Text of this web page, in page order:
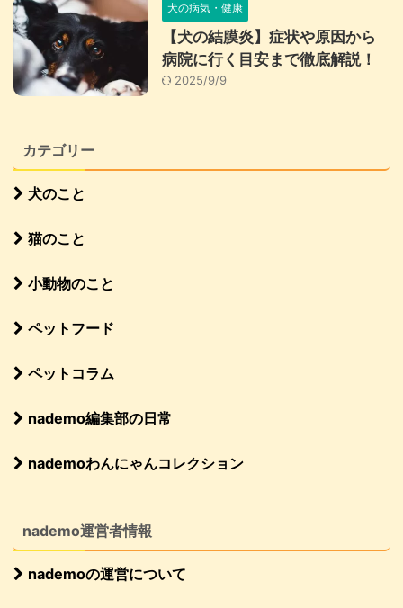
犬の病気・健康
【犬の結膜炎】症状や原因から
病院に行く目安まで徹底解説！
2025/9/9
カテゴリー
犬のこと
猫のこと
小動物のこと
ペットフード
ペットコラム
nademo編集部の日常
nademoわんにゃんコレクション
nademo運営者情報
nademoの運営について